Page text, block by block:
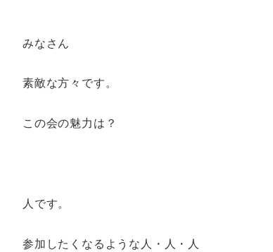
みなさん
素敵な方々です。
この会の魅力は？
人です。
参加したくなるような人・人・人